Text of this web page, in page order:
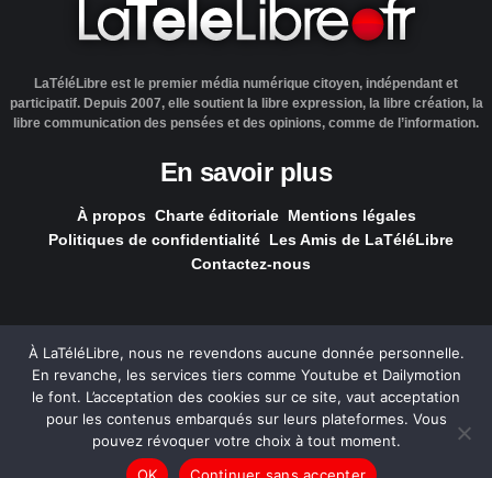
LaTéléLibre est le premier média numérique citoyen, indépendant et
participatif. Depuis 2007, elle soutient la libre expression, la libre création, la
libre communication des pensées et des opinions, comme de l’information.
En savoir plus
À propos Charte éditoriale Mentions légales
Politiques de confidentialité Les Amis de LaTéléLibre
Contactez-nous
LaTéléLibre.fr, ce site a été réalisé par l'agenceNOUS, Ouvert,
Utile & Simple
— Tous les contenus, sauf exception signalée, sont
À LaTéléLibre, nous ne revendons aucune donnée personnelle.
En revanche, les services tiers comme Youtube et Dailymotion
le font. L’acceptation des cookies sur ce site, vaut acceptation
pour les contenus embarqués sur leurs plateformes. Vous
pouvez révoquer votre choix à tout moment.
OK
Continuer sans accepter